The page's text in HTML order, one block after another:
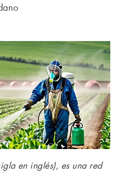
en inglés), es una red